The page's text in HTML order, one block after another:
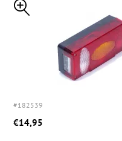
#182539
€14,95